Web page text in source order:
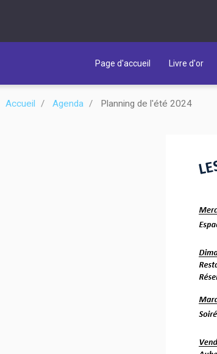
Page d'accueil Livre d'or
Accueil Agenda Planning de l'été 2024